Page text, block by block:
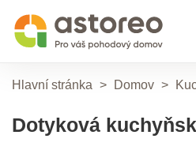
Hlavní stránka > Domov >
Dotyková